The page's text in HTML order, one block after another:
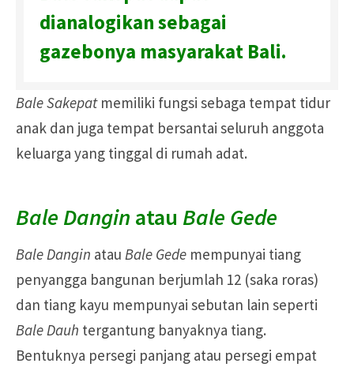
dianalogikan sebagai
gazebonya masyarakat Bali.
Bale Sakepat memiliki fungsi sebaga tempat tidur
anak dan juga tempat bersantai seluruh anggota
keluarga yang tinggal di rumah adat.
Bale Dangin atau Bale Gede
Bale Dangin atau Bale Gede mempunyai tiang
penyangga bangunan berjumlah 12 (saka roras)
dan tiang kayu mempunyai sebutan lain seperti
Bale Dauh tergantung banyaknya tiang.
Bentuknya persegi panjang atau persegi empat